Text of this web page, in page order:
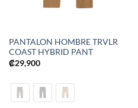
PANTALON HOMBRE TRVLR
COAST HYBRID PANT
₡29,900